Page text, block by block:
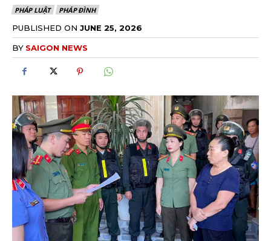
PHÁP LUẬT PHÁP ĐÌNH
PUBLISHED ON JUNE 25, 2026
BY SAIGON NEWS